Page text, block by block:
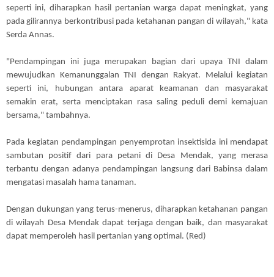
seperti ini, diharapkan hasil pertanian warga dapat meningkat, yang
pada gilirannya berkontribusi pada ketahanan pangan di wilayah," kata
Serda Annas.
"Pendampingan ini juga merupakan bagian dari upaya TNI dalam
mewujudkan Kemanunggalan TNI dengan Rakyat. Melalui kegiatan
seperti ini, hubungan antara aparat keamanan dan masyarakat
semakin erat, serta menciptakan rasa saling peduli demi kemajuan
bersama," tambahnya.
Pada kegiatan pendampingan penyemprotan insektisida ini mendapat
sambutan positif dari para petani di Desa Mendak, yang merasa
terbantu dengan adanya pendampingan langsung dari Babinsa dalam
mengatasi masalah hama tanaman.
Dengan dukungan yang terus-menerus, diharapkan ketahanan pangan
di wilayah Desa Mendak dapat terjaga dengan baik, dan masyarakat
dapat memperoleh hasil pertanian yang optimal. (Red)